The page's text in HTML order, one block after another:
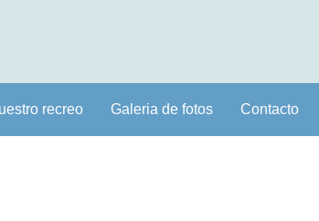
recreo Galeria de fotos Contacto